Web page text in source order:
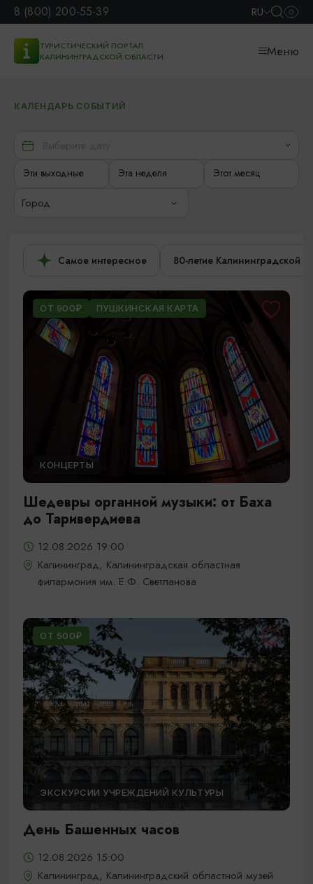
8 (800) 200-55-39 RU
ТУРИСТИЧЕСКИЙ ПОРТАЛ
КАЛИНИНГРАДСКОЙ ОБЛАСТИ
Меню
КАЛЕНДАРЬ СОБЫТИЙ
Эти выходные Эта неделя Этот месяц
Город
Самое интересное 80-летие Калининградской
ОТ 900₽ ПУШКИНСКАЯ КАРТА
КОНЦЕРТЫ
Шедевры органной музыки: от Баха
до Таривердиева
12.08.2026 19:00
Калининград, Калининградская областная
филармония им. Е.Ф. Светланова
ОТ 500₽
ЭКСКУРСИИ УЧРЕЖДЕНИЙ КУЛЬТУРЫ
День Башенных часов
12.08.2026 15:00
Калининград, Калининградский областной музей